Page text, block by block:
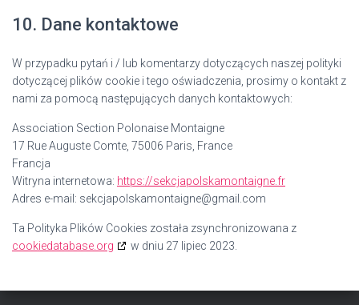
10. Dane kontaktowe
W przypadku pytań i / lub komentarzy dotyczących naszej polityki
dotyczącej plików cookie i tego oświadczenia, prosimy o kontakt z
nami za pomocą następujących danych kontaktowych:
Association Section Polonaise Montaigne
17 Rue Auguste Comte, 75006 Paris, France
Francja
Witryna internetowa: https://sekcjapolskamontaigne.fr
Adres e-mail: sekcjapolskamontaigne@gmail.com
Ta Polityka Plików Cookies została zsynchronizowana z
cookiedatabase.org
w dniu 27 lipiec 2023.